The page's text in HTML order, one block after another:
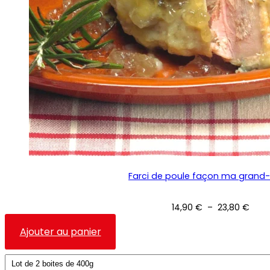
Farci de poule façon ma
14,90 € – 23,80 €
à
Ajouter au panier
produit